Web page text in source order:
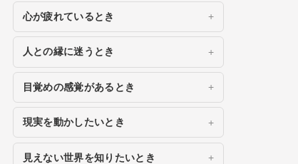
心が疲れているとき
人との縁に迷うとき
目覚めの感覚があるとき
現実を動かしたいとき
見えない世界を知りたいとき